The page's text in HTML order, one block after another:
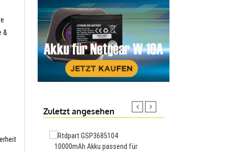
&
Zuletzt angesehen
10000mAh Akku passend für